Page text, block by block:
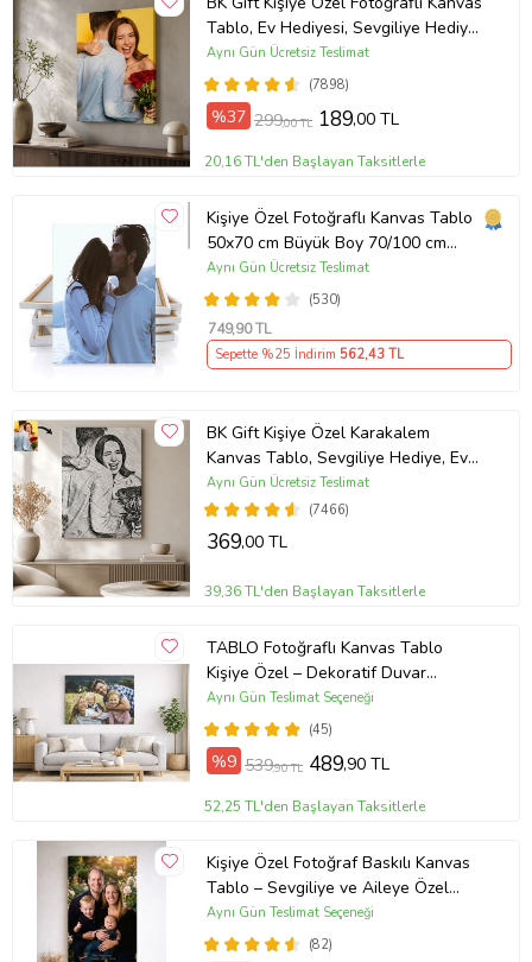
Tablo, Ev Hediyesi, Sevgiliye Hediye,
Arkadaşa Hediye
(7898)
Aynı Gün Ücretsiz Teslimat
%37 299,00 TL 189,00 TL
20,16 TL'den Başlayan Taksitlerle
Kişiye Özel Fotoğraflı Kanvas Tablo
50x70 cm Büyük Boy 70/100 cm
Duvar Tablosu – Sevgiliye & Aileye
Anlamlı Hediye , Babaya Hediye
(530)
Aynı Gün Ücretsiz Teslimat
749,90 TL
Sepette %25 İndirim 562,43 TL
BK Gift Kişiye Özel Karakalem
Kanvas Tablo, Sevgiliye Hediye, Ev
Hediyesi, Arkadaşa Hediye
(7466)
Aynı Gün Ücretsiz Teslimat
369,00 TL
39,36 TL'den Başlayan Taksitlerle
TABLO Fotoğraflı Kanvas Tablo
Kişiye Özel – Dekoratif Duvar
Tablosu (ÇokluRenk)
(45)
Aynı Gün Teslimat Seçeneği
%9 539,90 TL 489,90 TL
52,25 TL'den Başlayan Taksitlerle
Kişiye Özel Fotoğraf Baskılı Kanvas
Tablo – Sevgiliye ve Aileye Özel
Hediye (ÇokluRenk)
(82)
Aynı Gün Teslimat Seçeneği